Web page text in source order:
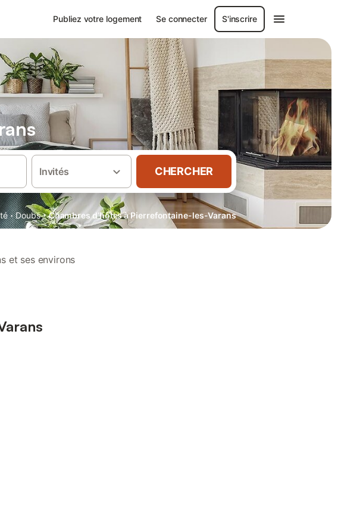
Publiez votre logement Se connecter S'inscrire
Invités CHERCHER
· Doubs · Chambres d’hôtes à Pierrefontaine-les-Varans
et ses environs